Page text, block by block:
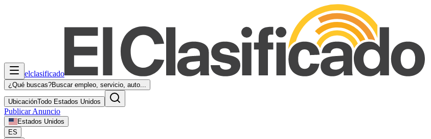
elclasificado
¿Qué buscas?Buscar empleo, servicio, auto...
UbicaciónTodo Estados Unidos
Publicar Anuncio
Estados Unidos
ES